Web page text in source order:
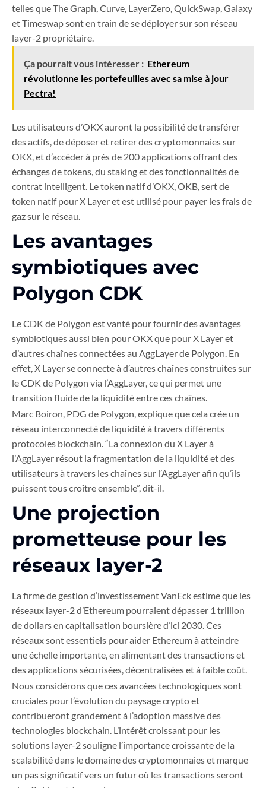
telles que The Graph, Curve, LayerZero, QuickSwap, Galaxy
et Timeswap sont en train de se déployer sur son réseau
layer-2 propriétaire.
Ça pourrait vous intéresser : Ethereum
révolutionne les portefeuilles avec sa mise à jour
Pectra!
Les utilisateurs d’OKX auront la possibilité de transférer
des actifs, de déposer et retirer des cryptomonnaies sur
OKX, et d’accéder à près de 200 applications offrant des
échanges de tokens, du staking et des fonctionnalités de
contrat intelligent. Le token natif d’OKX, OKB, sert de
token natif pour X Layer et est utilisé pour payer les frais de
gaz sur le réseau.
Les avantages
symbiotiques avec
Polygon CDK
Le CDK de Polygon est vanté pour fournir des avantages
symbiotiques aussi bien pour OKX que pour X Layer et
d’autres chaînes connectées au AggLayer de Polygon. En
effet, X Layer se connecte à d’autres chaînes construites sur
le CDK de Polygon via l’AggLayer, ce qui permet une
transition fluide de la liquidité entre ces chaînes.
Marc Boiron, PDG de Polygon, explique que cela crée un
réseau interconnecté de liquidité à travers différents
protocoles blockchain. “La connexion du X Layer à
l’AggLayer résout la fragmentation de la liquidité et des
utilisateurs à travers les chaînes sur l’AggLayer afin qu’ils
puissent tous croître ensemble”, dit-il.
Une projection
prometteuse pour les
réseaux layer-2
La firme de gestion d’investissement VanEck estime que les
réseaux layer-2 d’Ethereum pourraient dépasser 1 trillion
de dollars en capitalisation boursière d’ici 2030. Ces
réseaux sont essentiels pour aider Ethereum à atteindre
une échelle importante, en alimentant des transactions et
des applications sécurisées, décentralisées et à faible coût.
Nous considérons que ces avancées technologiques sont
cruciales pour l’évolution du paysage crypto et
contribueront grandement à l’adoption massive des
technologies blockchain. L’intérêt croissant pour les
solutions layer-2 souligne l’importance croissante de la
scalabilité dans le domaine des cryptomonnaies et marque
un pas significatif vers un futur où les transactions seront